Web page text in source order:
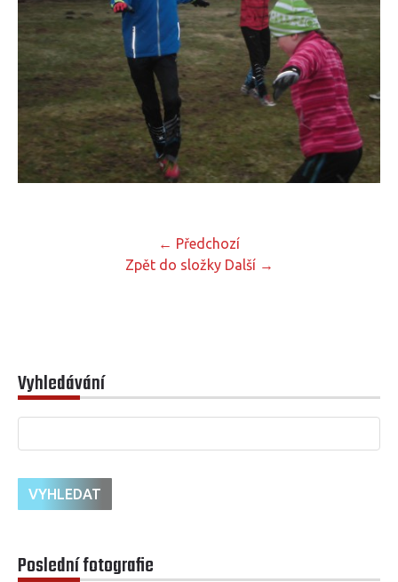
← Předchozí
Zpět do složky Další →
Vyhledávání
Poslední fotografie